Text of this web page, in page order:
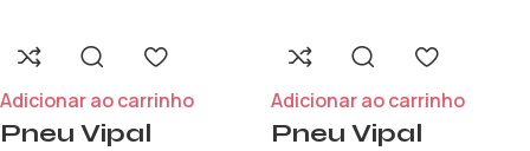
Adicionar ao carrinho
Pneu Vipal
Adicionar ao carrinho
Pneu Vipal